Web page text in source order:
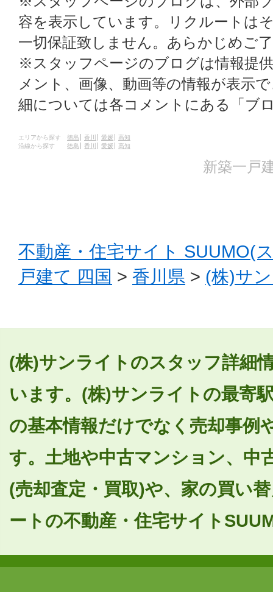
容を表示しています。リクルートは
一切保証致しません。あらかじめご
※スタッフページのブログは情報提
メント、画像、動画等の情報が表示
細については各コメントにある「ブ
エリアから探す 徳島 香川 愛媛
高知
沿線から探す
徳島 香川 愛媛 高知
新築一戸
不動産・住宅サイト SUUMO(
戸建て 四国 > 香川県 > (株)サ
(株)サンライトのスタッフ詳細
います。(株)サンライトの最寄
の基本情報だけでなく売却事例
す。土地や中古マンション、中
(売却査定・買取)や、家の買い
ートの不動産・住宅サイト